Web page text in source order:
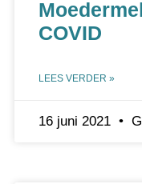
COVID
LEES VERDER »
16 juni 2021